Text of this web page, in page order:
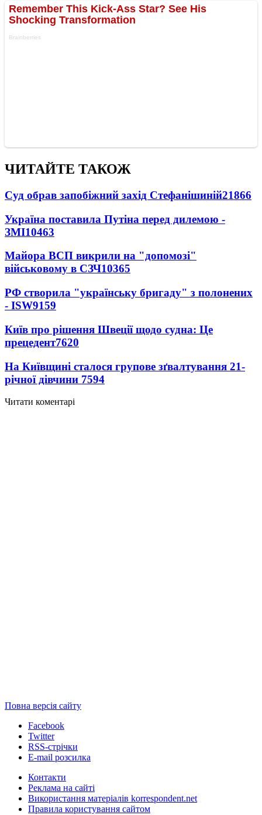
ЧИТАЙТЕ ТАКОЖ
Суд обрав запобіжний захід Стефанішиній21866
Україна поставила Путіна перед дилемою -
ЗМІ10463
Майора ВСП викрили на "допомозі"
військовому в СЗЧ10365
РФ створила "українську бригаду" з полонених
- ISW9159
Київ про рішення Швеції щодо судна: Це
прецедент7620
На Київщині сталося групове зґвалтування 21-
річної дівчини 7594
Читати коментарі
Повна версія сайту
Facebook
Twitter
RSS-стрічки
E-mail розсилка
Контакти
Реклама на сайті
Використання матеріалів korrespondent.net
Правила користування сайтом